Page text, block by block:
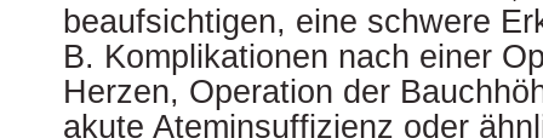
beaufsichtigen, eine schwere
B. Komplikationen nach einer
Herzen, Operation der
akute Ateminsuffizienz oder